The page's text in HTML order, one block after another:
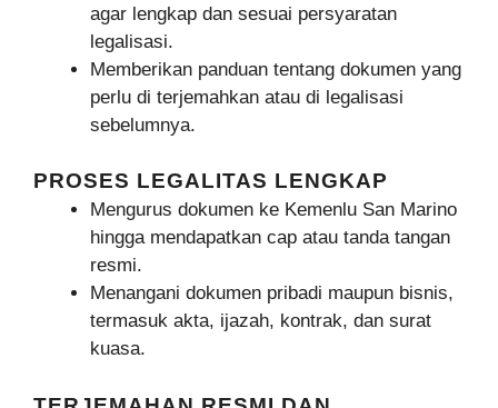
agar lengkap dan sesuai persyaratan
legalisasi.
Memberikan panduan tentang dokumen yang
perlu di terjemahkan atau di legalisasi
sebelumnya.
PROSES LEGALITAS LENGKAP
Mengurus dokumen ke Kemenlu San Marino
hingga mendapatkan cap atau tanda tangan
resmi.
Menangani dokumen pribadi maupun bisnis,
termasuk akta, ijazah, kontrak, dan surat
kuasa.